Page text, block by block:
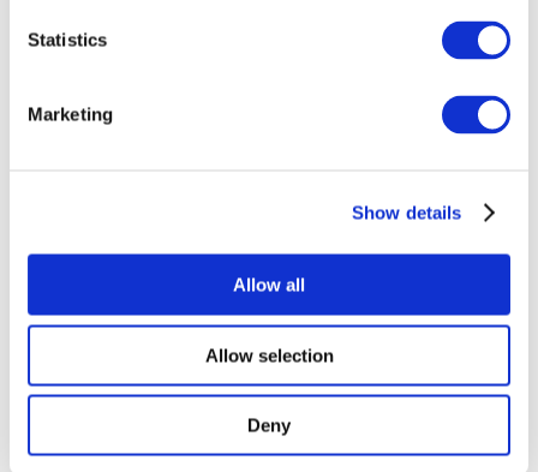
Statistics
Marketing
Show details
Allow all
Allow selection
Deny
Événements
Concerts
Rock music